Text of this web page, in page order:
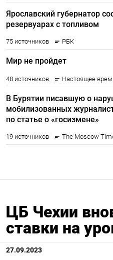
ЦБ Чехии
ставки на
27.09.2023